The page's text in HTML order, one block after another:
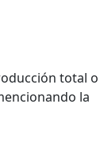
total o
la